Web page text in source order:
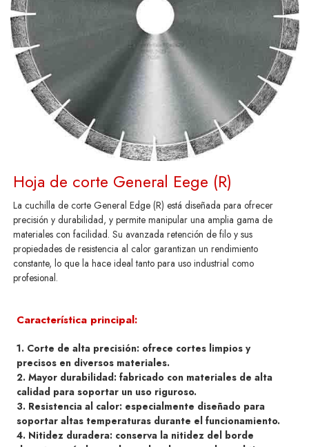
Hoja de corte General Eege (R)
La cuchilla de corte General Edge (R) está diseñada para ofrecer
precisión y durabilidad, y permite manipular una amplia gama de
materiales con facilidad. Su avanzada retención de filo y sus
propiedades de resistencia al calor garantizan un rendimiento
constante, lo que la hace ideal tanto para uso industrial como
profesional.
Característica principal:
1. Corte de alta precisión: ofrece cortes limpios y
precisos en diversos materiales.
2. Mayor durabilidad: fabricado con materiales de alta
calidad para soportar un uso riguroso.
3. Resistencia al calor: especialmente diseñado para
soportar altas temperaturas durante el funcionamiento.
4. Nitidez duradera: conserva la nitidez del borde